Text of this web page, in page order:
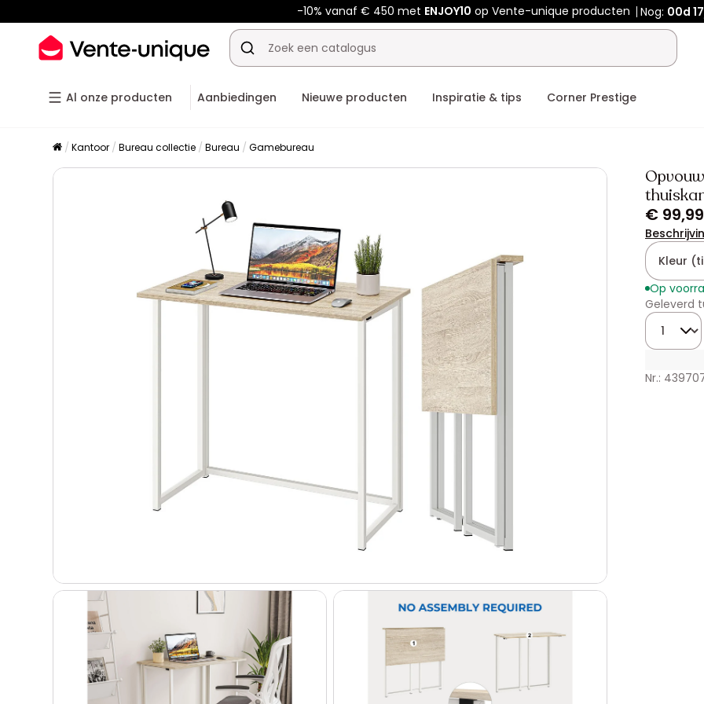
-10% vanaf € 450 met ENJOY10op Vente-unique producten Nog: 00d
Al onze producten Aanbiedingen Nieuwe producten Inspiratie & tips Corner Prestige
Kantoor Bureau collectie Bureau Gamebureau
€ 99,99
Kleur
Op
Geleverd
Nr.: